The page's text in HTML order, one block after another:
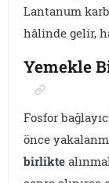
Lantanum
hâlinde gelir,
Yemekle
Fosfor
önce
birlikte